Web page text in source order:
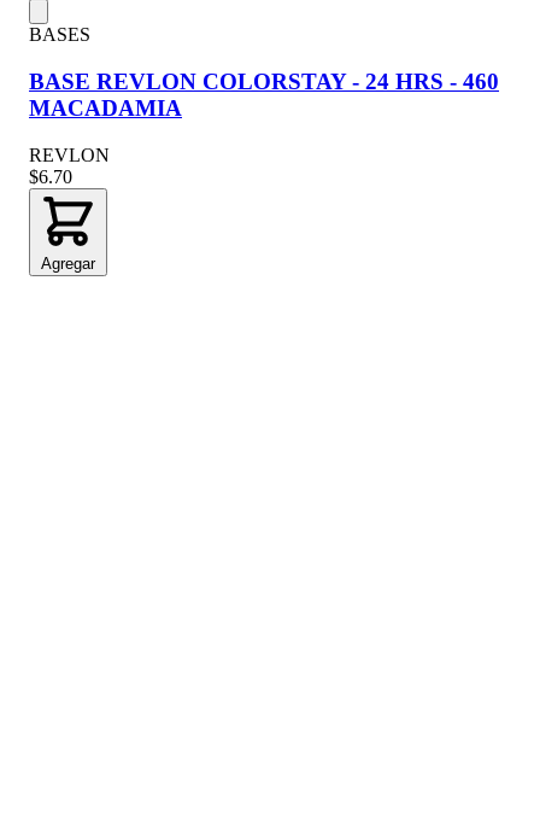
BASES
BASE REVLON COLORSTAY - 24 HRS - 460
MACADAMIA
REVLON
$6.70
Agregar